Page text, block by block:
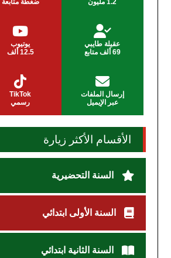
عقيلة طايبي
69 ألف متابع
يوتيوب
12.5 ألف
إرسال الملفات
عبر الإيميل
TikTok
رسمي
الأقسام الأكثر زيارة
السنة التحضيرية
السنة الأولى ابتدائي
السنة الثانية ابتدائي